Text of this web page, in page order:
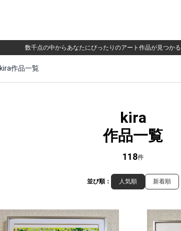
数千点の中からあなたにぴったりのアート作品が見つかる
kira作品一覧
kira
作品一覧
118件
並び順： 人気順 新着順